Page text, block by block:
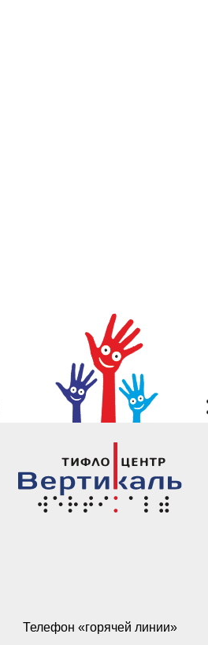
Телефон «горячей линии»